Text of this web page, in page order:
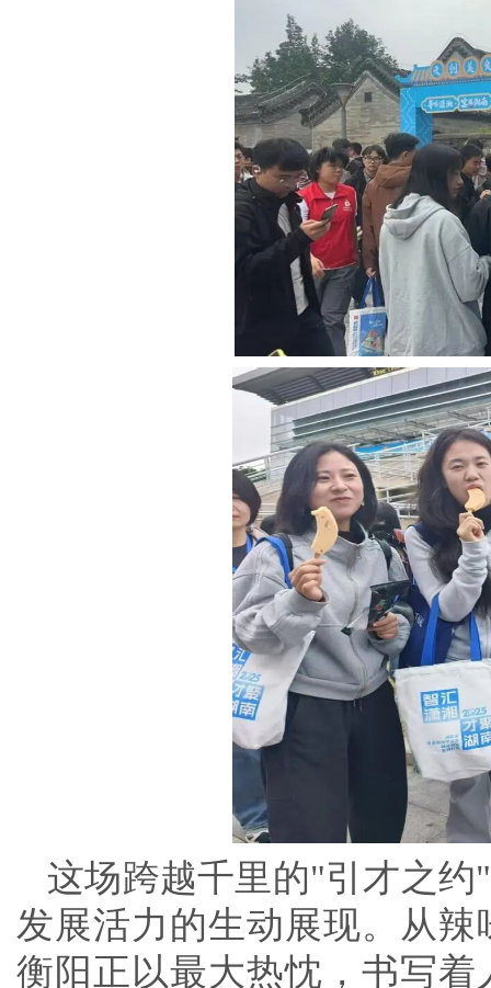
这场跨越千里的"引才之
发展活力的生动展现。从
衡阳正以最大热忱，书写